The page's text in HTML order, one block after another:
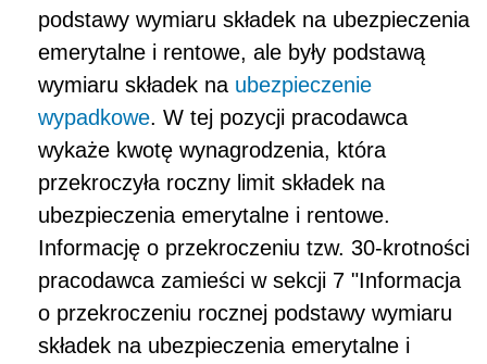
podstawy wymiaru składek na ubezpieczenia
emerytalne i rentowe, ale były podstawą
wymiaru składek na ubezpieczenie
wypadkowe. W tej pozycji pracodawca
wykaże kwotę wynagrodzenia, która
przekroczyła roczny limit składek na
ubezpieczenia emerytalne i rentowe.
Informację o przekroczeniu tzw. 30-krotności
pracodawca zamieści w sekcji 7 "Informacja
o przekroczeniu rocznej podstawy wymiaru
składek na ubezpieczenia emerytalne i